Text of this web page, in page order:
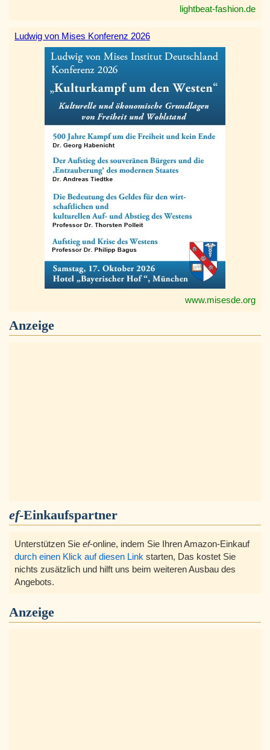
lightbeat-fashion.de
Ludwig von Mises Konferenz 2026
www.misesde.org
Anzeige
ef-Einkaufspartner
Unterstützen Sie ef-online, indem Sie Ihren Amazon-Einkauf
durch einen Klick auf diesen Link starten, Das kostet Sie
nichts zusätzlich und hilft uns beim weiteren Ausbau des
Angebots.
Anzeige